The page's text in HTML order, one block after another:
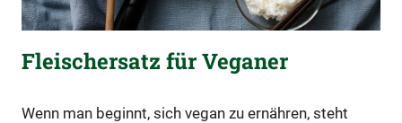
Fleischersatz für Veganer
Wenn man beginnt, sich vegan zu ernähren, steht